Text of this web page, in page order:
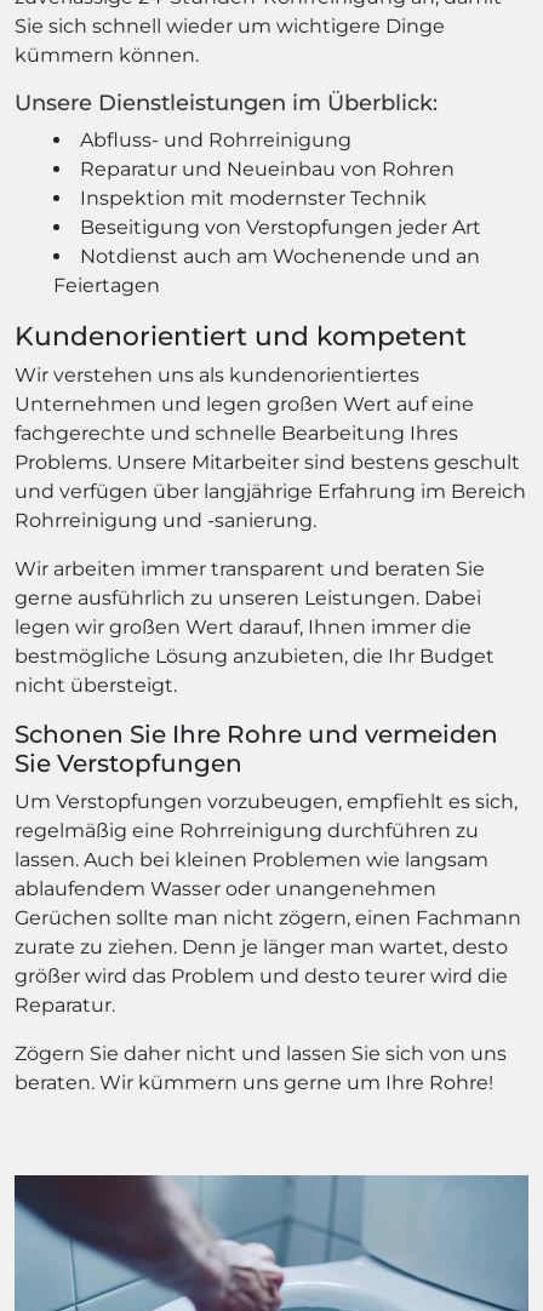
Sie sich schnell wieder um wichtigere Dinge
kümmern können.
Unsere Dienstleistungen im Überblick:
Abfluss- und Rohrreinigung
Reparatur und Neueinbau von Rohren
Inspektion mit modernster Technik
Beseitigung von Verstopfungen jeder Art
Notdienst auch am Wochenende und an
Feiertagen
Kundenorientiert und kompetent
Wir verstehen uns als kundenorientiertes
Unternehmen und legen großen Wert auf eine
fachgerechte und schnelle Bearbeitung Ihres
Problems. Unsere Mitarbeiter sind bestens geschult
und verfügen über langjährige Erfahrung im Bereich
Rohrreinigung und -sanierung.
Wir arbeiten immer transparent und beraten Sie
gerne ausführlich zu unseren Leistungen. Dabei
legen wir großen Wert darauf, Ihnen immer die
bestmögliche Lösung anzubieten, die Ihr Budget
nicht übersteigt.
Schonen Sie Ihre Rohre und vermeiden
Sie Verstopfungen
Um Verstopfungen vorzubeugen, empfiehlt es sich,
regelmäßig eine Rohrreinigung durchführen zu
lassen. Auch bei kleinen Problemen wie langsam
ablaufendem Wasser oder unangenehmen
Gerüchen sollte man nicht zögern, einen Fachmann
zurate zu ziehen. Denn je länger man wartet, desto
größer wird das Problem und desto teurer wird die
Reparatur.
Zögern Sie daher nicht und lassen Sie sich von uns
beraten. Wir kümmern uns gerne um Ihre Rohre!